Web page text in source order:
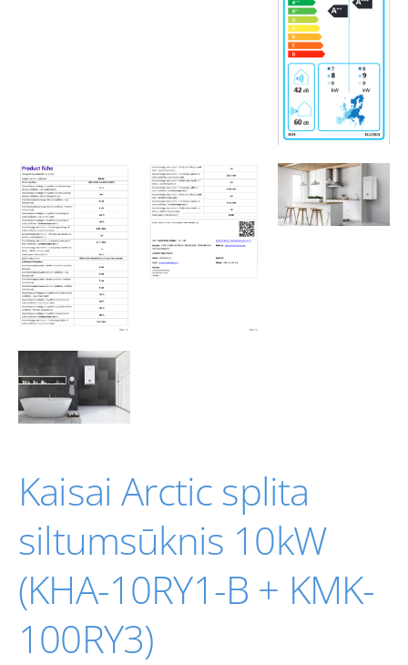
Kaisai Arctic splita
siltumsūknis 10kW
(KHA-10RY1-B + KMK-
100RY3)